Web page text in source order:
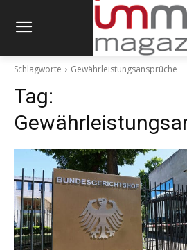
Schlagworte Gewährleistungsansprüche
Tag: